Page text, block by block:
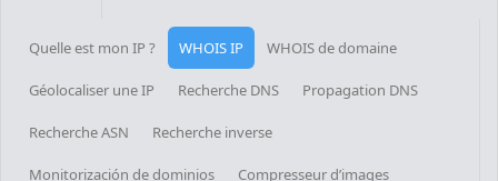
Quelle est mon IP ? WHOIS IP WHOIS de domaine
Géolocaliser une IP Recherche DNS Propagation DNS
Recherche ASN Recherche inverse
Monitorización de dominios Compresseur d’images